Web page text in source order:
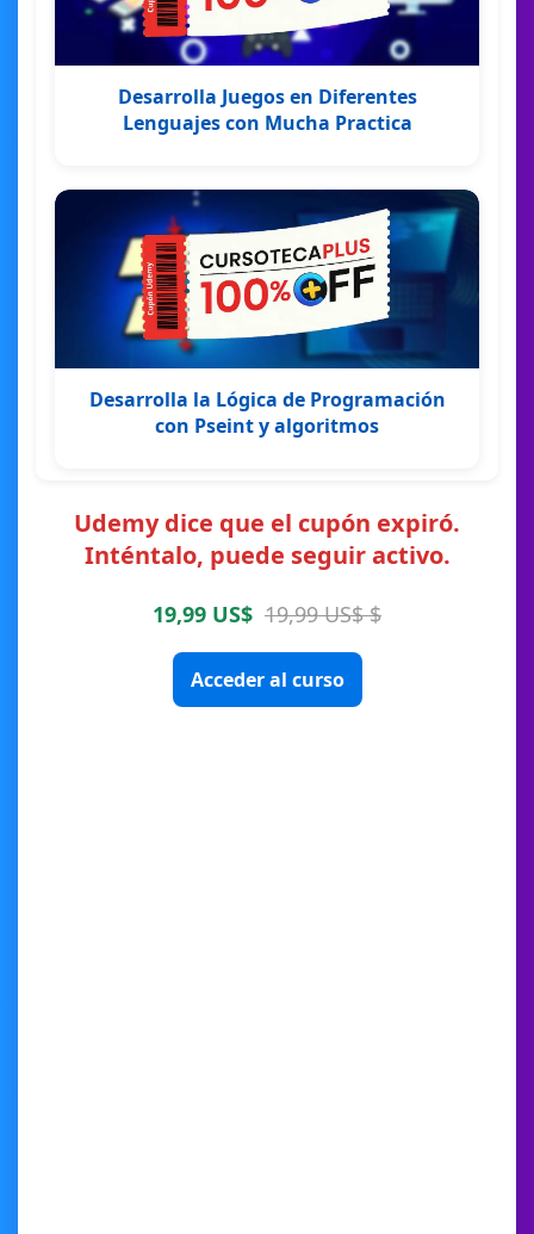
Desarrolla Juegos en Diferentes
Lenguajes con Mucha Practica
Desarrolla la Lógica de Programación
con Pseint y algoritmos
Udemy dice que el cupón expiró.
Inténtalo, puede seguir activo.
19,99 US$ 19,99 US$ $
Acceder al curso